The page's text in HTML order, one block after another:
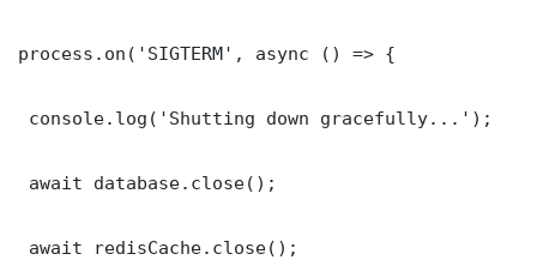
process.on('SIGTERM', async () => {
console.log('Shutting down gracefully...');
await database.close();
await redisCache.close();